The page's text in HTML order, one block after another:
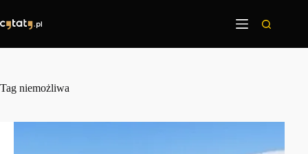
treści
Tag niemożliwa